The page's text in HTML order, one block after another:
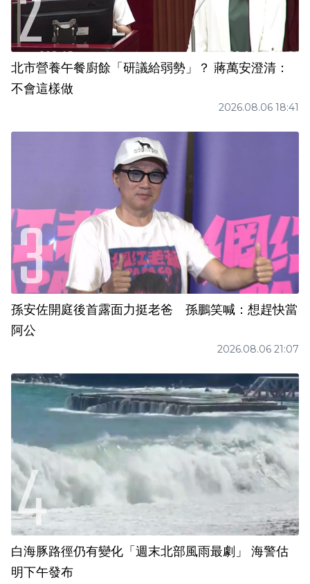
北市營養午餐廚餘「研議給弱勢」？ 蔣萬安澄清：
不會這樣做
2026.08.06 18:41
孫安佐開庭後首露面力挺老爸 孫鵬笑喊：想趕快當
阿公
2026.08.06 21:07
白海豚路徑仍有變化「週末北部風雨最劇」 海警估
明下午發布